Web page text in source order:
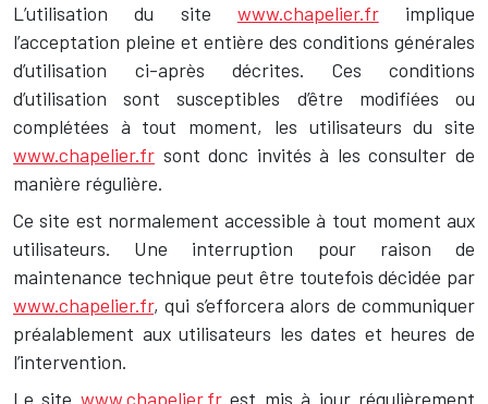
L’utilisation du site www.chapelier.frimplique
l’acceptation pleine et entière des conditions générales
d’utilisation ci-après décrites. Ces conditions
d’utilisation sont susceptibles d’être modifiées ou
complétées à tout moment, les utilisateurs du site
www.chapelier.fr sont donc invités à les consulter de
manière régulière.
Ce site est normalement accessible à tout moment aux
utilisateurs. Une interruption pour raison de
maintenance technique peut être toutefois décidée par
www.chapelier.fr, qui s’efforcera alors de communiquer
préalablement aux utilisateurs les dates et heures de
l’intervention.
Le site www.chapelier.frest mis à jour régulièrement